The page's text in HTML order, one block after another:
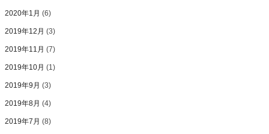
2020年1月 (6)
2019年12月 (3)
2019年11月 (7)
2019年10月 (1)
2019年9月 (3)
2019年8月 (4)
2019年7月 (8)